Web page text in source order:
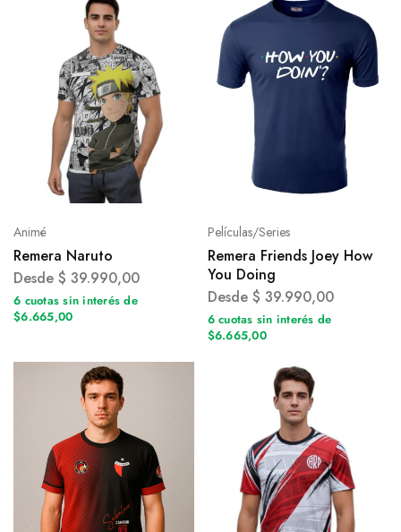
Animé
Remera Naruto
Desde $ 39.990,00
6 cuotas sin interés de
$6.665,00
Películas/Series
Remera Friends Joey How
You Doing
Desde $ 39.990,00
6 cuotas sin interés de
$6.665,00